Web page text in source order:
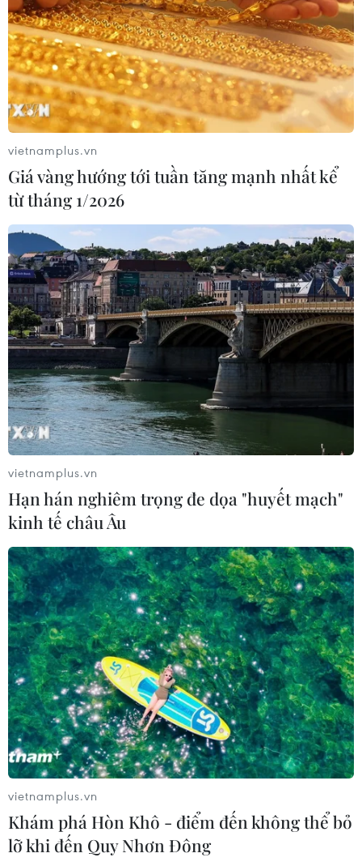
'Cõi thiêng Đồng Lộc': Khơi dậy ý chí, khát
vọng của con người Hà Tĩnh
22/07/2022 23:29
Chương trình “Cõi thiêng Đồng Lộc” được dàn dựng
công phu, kể lại những câu chuyện dung dị về 10 cô gái
tại Ngã ba Đồng Lộc qua những vở kịch ngắn, những
ca khúc đi cùng năm tháng...
Chủ tịch nước dâng hương tưởng
niệm tại Ngã ba Đồng Lộc
06/09/2022 08:51
Chủ tịch nước Nguyễn Xuân Phúc dâng hương tại Nhà
bia tưởng niệm các Anh hùng Liệt sỹ thanh niên xung
phong toàn quốc và Khu mộ 10 nữ Anh hùng Liệt sỹ
thanh niên xung phong tại Ngã ba Đồng Lộc.
vietnamplus.vn
Giá vàng hướng tới tuần tăng mạnh nhất kể
từ tháng 1/2026
vietnamplus.vn
Hạn hán nghiêm trọng đe dọa "huyết mạch"
kinh tế châu Âu
vietnamplus.vn
Khám phá Hòn Khô - điểm đến không thể bỏ
lỡ khi đến Quy Nhơn Đông